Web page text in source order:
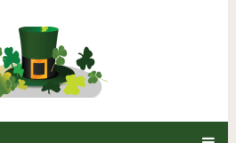
4 самых ласковых и